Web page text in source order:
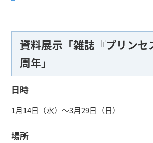
資料展示「雑誌『プリンセ
周年」
日時
1月14日（水）～3月29日（日）
場所